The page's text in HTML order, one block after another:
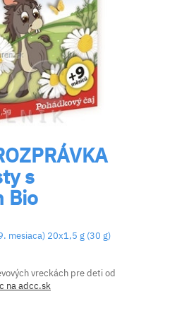
s
Bio
mesiaca) 20x1,5 g (30 g)
vreckách pre deti od
na adcc.sk